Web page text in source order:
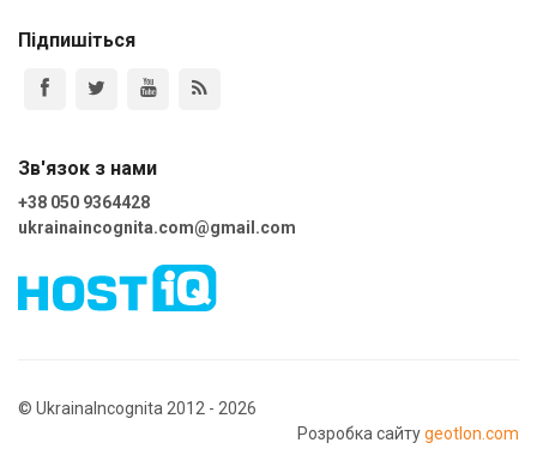
Підпишіться
Зв'язок з нами
+38 050 9364428
ukrainaincognita.com@gmail.com
© UkrainaIncognita 2012 - 2026
Розробка сайтуgeotlon.com